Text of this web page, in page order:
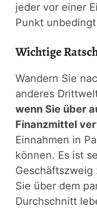
jeder vor einer
Punkt
Wichtige
Wandern Sie
anderes
wenn Sie über
Finanzmittel
Einnahmen in
können. Es ist
Sie über dem
Durchschnitt